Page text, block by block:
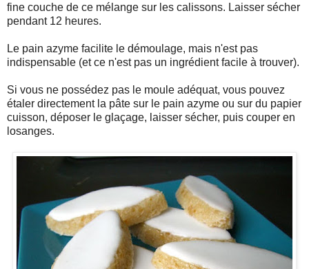
fine couche de ce mélange sur les calissons. Laisser sécher
pendant 12 heures.
Le pain azyme facilite le démoulage, mais n'est pas
indispensable (et ce n'est pas un ingrédient facile à trouver).
Si vous ne possédez pas le moule adéquat, vous pouvez
étaler directement la pâte sur le pain azyme ou sur du papier
cuisson, déposer le glaçage, laisser sécher, puis couper en
losanges.